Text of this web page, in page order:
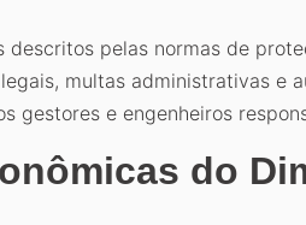
descritos pelas normas de
multas administrativas e
gestores e engenheiros
do